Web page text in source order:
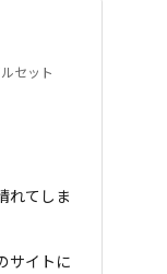
、トウキン
セット
れてしま
サイトに